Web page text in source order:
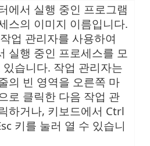
에서 실행 중인 프로그램
스의 이미지 이름입니다.
업 관리자를 사용하여
실행 중인 프로세스를 모
있습니다. 작업 관리자는
의 빈 영역을 오른쪽 마
로 클릭한 다음 작업 관
하거나, 키보드에서 Ctrl
키를 눌러 열 수 있습니